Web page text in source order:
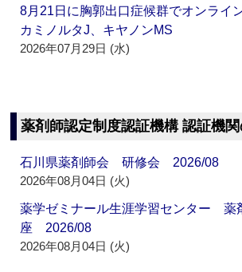
8月21日に胸郭出口症候群でオンラ
カミノルタJ、キヤノンMS
2026年07月29日 (水)
薬剤師認定制度認証機構 認証機
石川県薬剤師会 研修会 2026/08
2026年08月04日 (火)
薬学ゼミナール生涯学習センター 薬
座 2026/08
2026年08月04日 (火)